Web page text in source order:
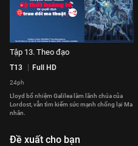
Tập 13. Theo đạo
T13 Full HD
24ph
Lloyd bổ nhiệm Galilea làm lãnh chúa của
Lordost, vẫn tìm kiếm sức mạnh chống lại Ma
nhân.
Đề xuất cho bạn